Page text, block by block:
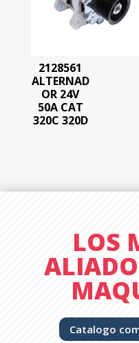
2128561
ALTERNAD
OR 24V
50A CAT
320C 320D
LOS
Catalogo